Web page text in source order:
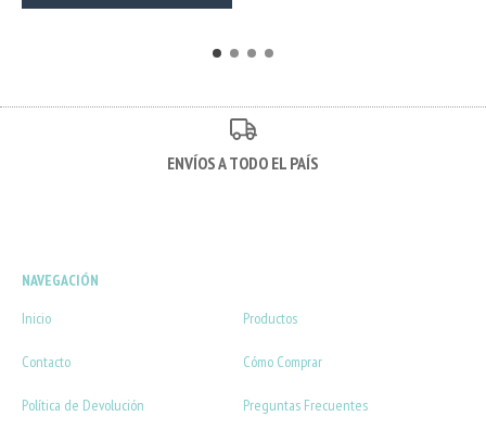
ENVÍOS A TODO EL PAÍS
NAVEGACIÓN
Inicio
Productos
Contacto Cómo Comprar
Política de Devolución Preguntas Frecuentes